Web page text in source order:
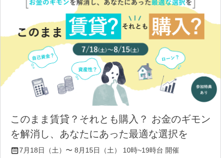
このまま賃貸？それとも購入？ お金のギモン
を解消し、あなたにあった最適な選択を
7月18日（土）〜 8月15日（土） 10時~19時台 開催